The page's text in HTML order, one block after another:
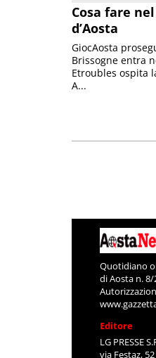
Cosa fare
d’Aosta
GiocAosta
Brissogne entra
Etroubles ospita
A...
Quotidiano
di Aosta n. 8/
Editore
LG PRESSE
via Festaz,